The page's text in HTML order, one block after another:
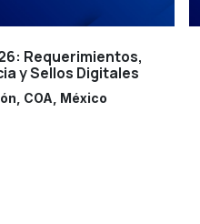
Requerimientos,
y Sellos Digitales
COA México